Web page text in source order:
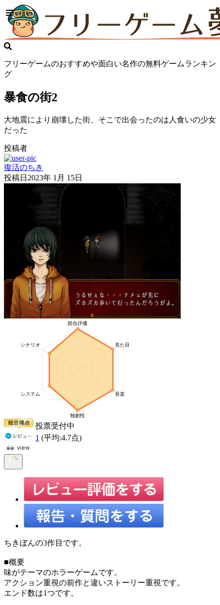
フリーゲームのおすすめや面白い名作の無料ゲームランキン
グ
暴食の街2
大地震により崩壊した街、そこで出会ったのは人食いの少女
だった
投稿者
復活のちき
投稿日 2023年 1月 15日
投票受付中
1 (平均:4.7点)
ちきぼんの3作目です。
■概要
味がテーマのホラーゲームです。
アクション重視の前作と違いストーリー重視です。
エンド数は1つです。